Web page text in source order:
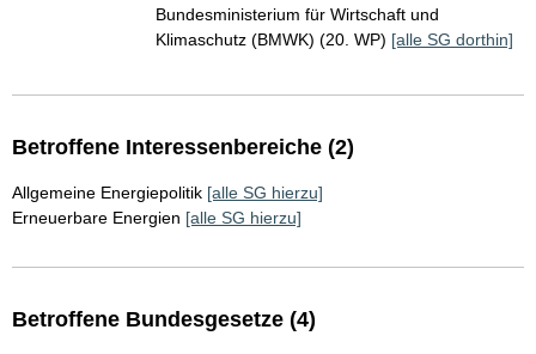
Bundesministerium für Wirtschaft und
Klimaschutz (BMWK) (20. WP) [alle SG dorthin]
Betroffene Interessenbereiche (2)
Allgemeine Energiepolitik [alle SG hierzu]
Erneuerbare Energien [alle SG hierzu]
Betroffene Bundesgesetze (4)